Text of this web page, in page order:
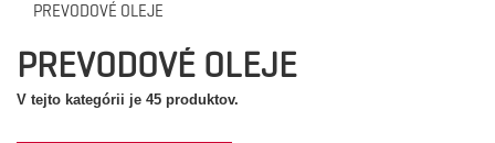
PREVODOVÉ OLEJE
PREVODOVÉ OLEJE
V tejto kategórii je 45 produktov.